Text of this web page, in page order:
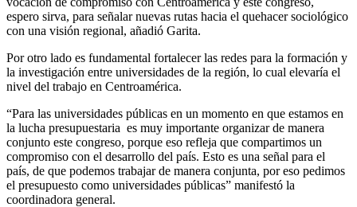
espero sirva, para señalar nuevas rutas hacia el quehacer sociológico
con una visión regional, añadió Garita.
Por otro lado es fundamental fortalecer las redes para la formación y
la investigación entre universidades de la región, lo cual elevaría el
nivel del trabajo en Centroamérica.
“Para las universidades públicas en un momento en que estamos en
la lucha presupuestaria es muy importante organizar de manera
conjunto este congreso, porque eso refleja que compartimos un
compromiso con el desarrollo del país. Esto es una señal para el
país, de que podemos trabajar de manera conjunta, por eso pedimos
el presupuesto como universidades públicas” manifestó la
coordinadora general.